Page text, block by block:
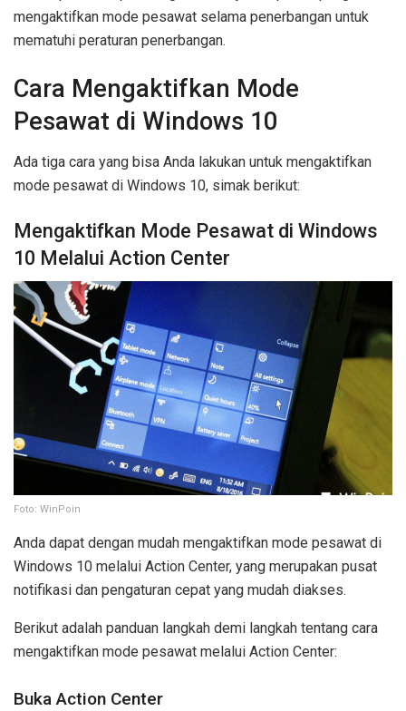
mengaktifkan mode pesawat selama penerbangan untuk
mematuhi peraturan penerbangan.
Cara Mengaktifkan Mode
Pesawat di Windows 10
Ada tiga cara yang bisa Anda lakukan untuk mengaktifkan
mode pesawat di Windows 10, simak berikut:
Mengaktifkan Mode Pesawat di Windows
10 Melalui Action Center
Foto: WinPoin
Anda dapat dengan mudah mengaktifkan mode pesawat di
Windows 10 melalui Action Center, yang merupakan pusat
notifikasi dan pengaturan cepat yang mudah diakses.
Berikut adalah panduan langkah demi langkah tentang cara
mengaktifkan mode pesawat melalui Action Center:
Buka Action Center